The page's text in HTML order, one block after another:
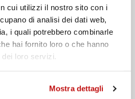
cui utilizzi il nostro sito con i
di analisi dei dati web,
i quali potrebbero combinarle
hai fornito loro o che hanno
loro servizi.
Mostra dettagli